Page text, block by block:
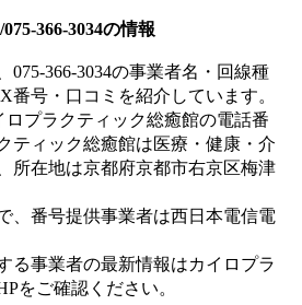
366-3034の情報
075-366-3034の事業者名・回線種
番号・口コミを紹介しています。
ロプラクティック総癒館の電話番
ティック総癒館は医療・健康・介
所在地は京都府京都市右京区梅津
、番号提供事業者は西日本電信電
る事業者の最新情報はカイロプラ
をご確認ください。